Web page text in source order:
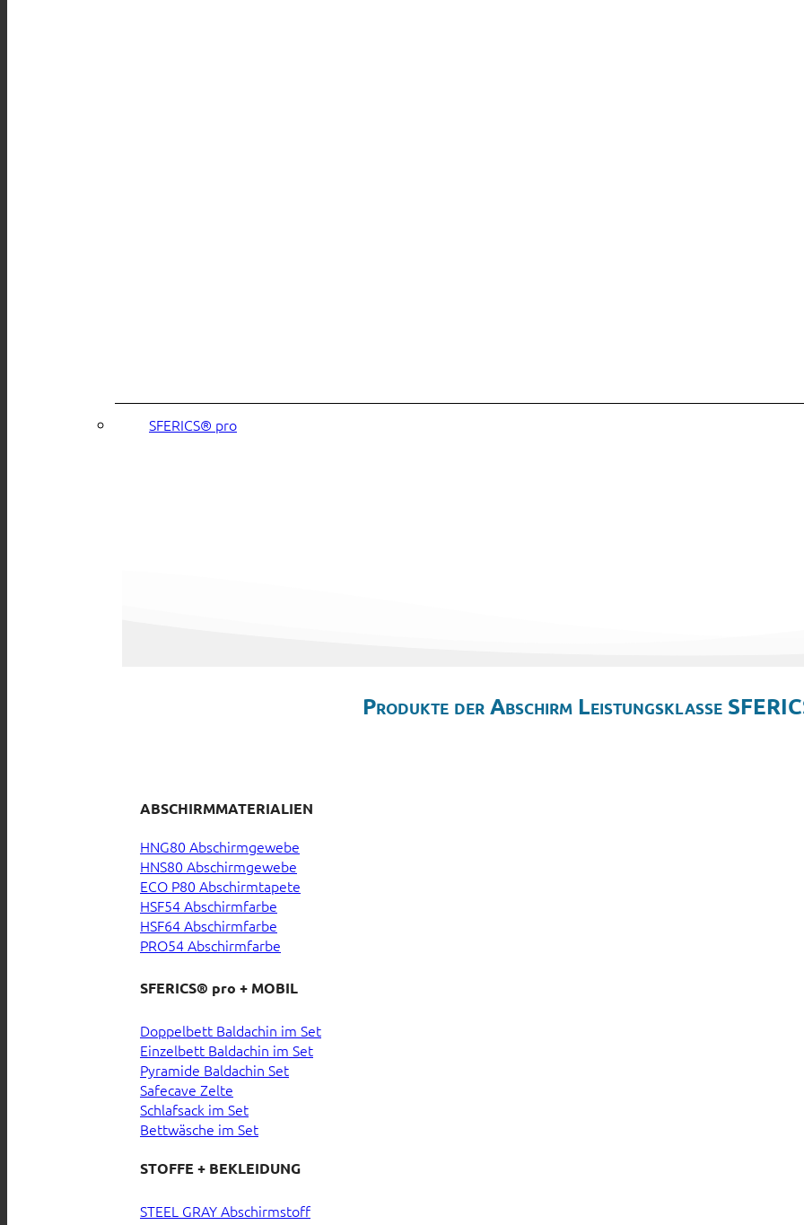
SFERICS® pro
Produkte der Abschirm Leistungsklasse
ABSCHIRMMATERIALIEN
HNG80 Abschirmgewebe
HNS80 Abschirmgewebe
ECO P80 Abschirmtapete
HSF54 Abschirmfarbe
HSF64 Abschirmfarbe
PRO54 Abschirmfarbe
SFERICS® pro + MOBIL
Doppelbett Baldachin im Set
Einzelbett Baldachin im Set
Pyramide Baldachin Set
Safecave Zelte
Schlafsack im Set
Bettwäsche im Set
STOFFE + BEKLEIDUNG
STEEL GRAY Abschirmstoff